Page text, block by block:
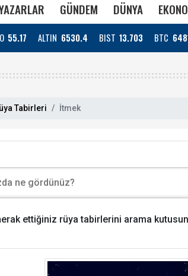
GÜNDEM DÜNYA
55.17 ALTIN 6530.4 BIST 13.703 BTC
Tabirleri İtmek
ettiğiniz rüya tabirlerini arama